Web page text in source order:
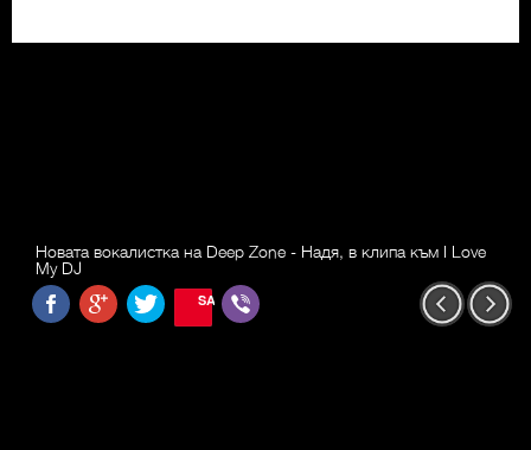
Новата вокалистка на Deep Zone - Надя, в клипа към I Love
My DJ
SAVE